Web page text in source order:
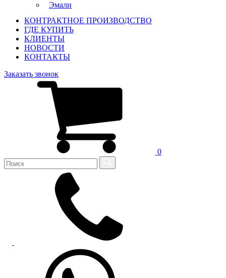
Эмали
КОНТРАКТНОЕ ПРОИЗВОДСТВО
ГДЕ КУПИТЬ
КЛИЕНТЫ
НОВОСТИ
КОНТАКТЫ
Заказать звонок
0